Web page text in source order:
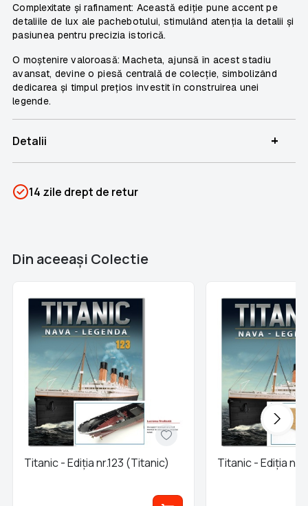
Complexitate și rafinament: Această ediție pune accent pe
detaliile de lux ale pachebotului, stimulând atenția la detalii și
pasiunea pentru precizia istorică.
O moștenire valoroasă: Macheta, ajunsă în acest stadiu
avansat, devine o piesă centrală de colecție, simbolizând
dedicarea și timpul prețios investit în construirea unei
legende.
Detalii +
Categorii
Titanic
14 zile drept de retur
Din aceeaşi Colectie
Titanic - Ediția nr.123 (Titanic) Titanic - Ediția